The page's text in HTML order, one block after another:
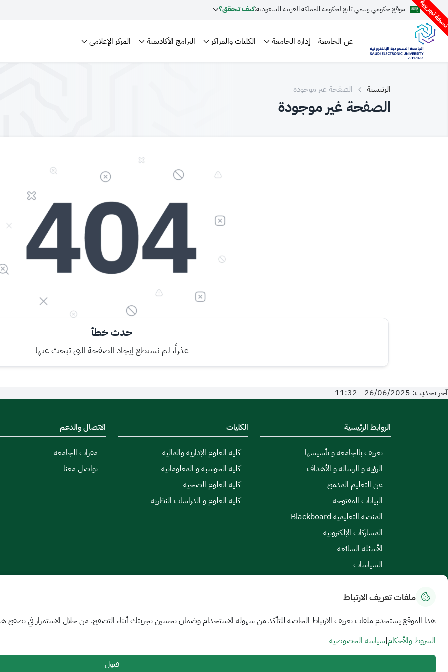
تجريبية موقع حكومي رسمي تابع لحكومة المملكة العربية السعودية:كيف تتحقق؟
عن الجامعة إدارة الجامعة الكليات والمراكز البرامج الأكاديمية المركز الإعلامي
الرئيسية الصفحة غير موجودة
الصفحة غير موجودة
حدث خطأ
عذراً، لم نستطع إيجاد الصفحة التي تبحث عنها
آخر تحديث: 26/06/2025 - 11:32
الروابط الرئيسية
تعريف بالجامعة و تأسيسها
الرؤية و الرسالة و الأهداف
عن التعليم المدمج
البيانات المفتوحة
المنصة التعليمية Blackboard
المشاركات الإلكترونية
الأسئلة الشائعة
السياسات
الكليات
كلية العلوم الإدارية والمالية
كلية الحوسبة و المعلوماتية
كلية العلوم الصحية
كلية العلوم و الدراسات النظرية
الاتصال والدعم
مقرات الجامعة
تواصل معنا
خريطة الموقع الشروط والأحكام | سياسة الخصوصية اتفاقية مستوى الخدمة
جميع الحقوق محفوظة للجامعة السعودية الإلكترونية © 2026
تم تطويره وصيانته بواسطة الجامعة السعودية الإلكترونية
ملفات تعريف الارتباط
هذا الموقع يستخدم ملفات تعريف الارتباط الخاصة للتأكد من سهولة الاستخدام وضمان تحسين تجربتك أثناء التصفح. من خلال الاستمرار في تصفح
الشروط والأحكام|سياسة الخصوصية
قبول